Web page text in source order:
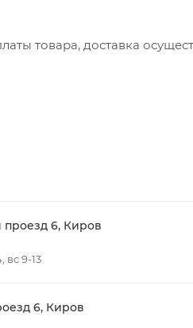
товара, доставка
от:
погрузки товаров.
на выезд (перекрестки улиц):
проезд 6, Киров
вс 9-13
6, Киров